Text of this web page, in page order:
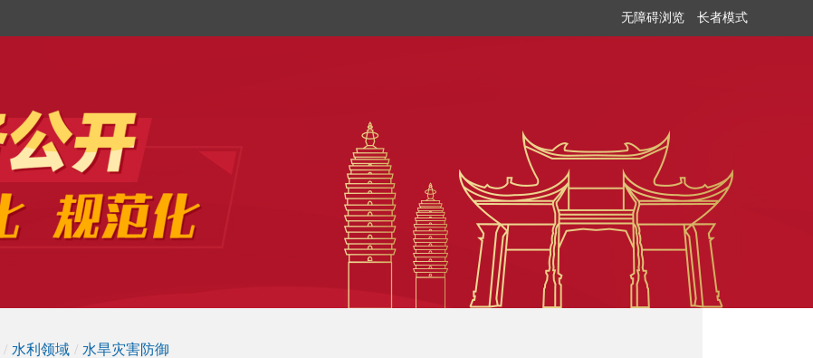
无障碍浏览 长者模式
/ 水利领域 / 水旱灾害防御